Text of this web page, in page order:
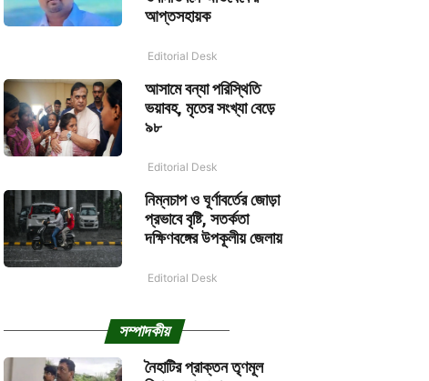
আপ্তসহায়ক
Editorial Desk
আসামে বন্যা পরিস্থিতি
ভয়াবহ, মৃতের সংখ্যা বেড়ে
৯৮
Editorial Desk
নিম্নচাপ ও ঘূর্ণাবর্তের জোড়া
প্রভাবে বৃষ্টি, সতর্কতা
দক্ষিণবঙ্গের উপকূলীয় জেলায়
Editorial Desk
সম্পাদকীয়
নৈহাটির প্রাক্তন তৃণমূল